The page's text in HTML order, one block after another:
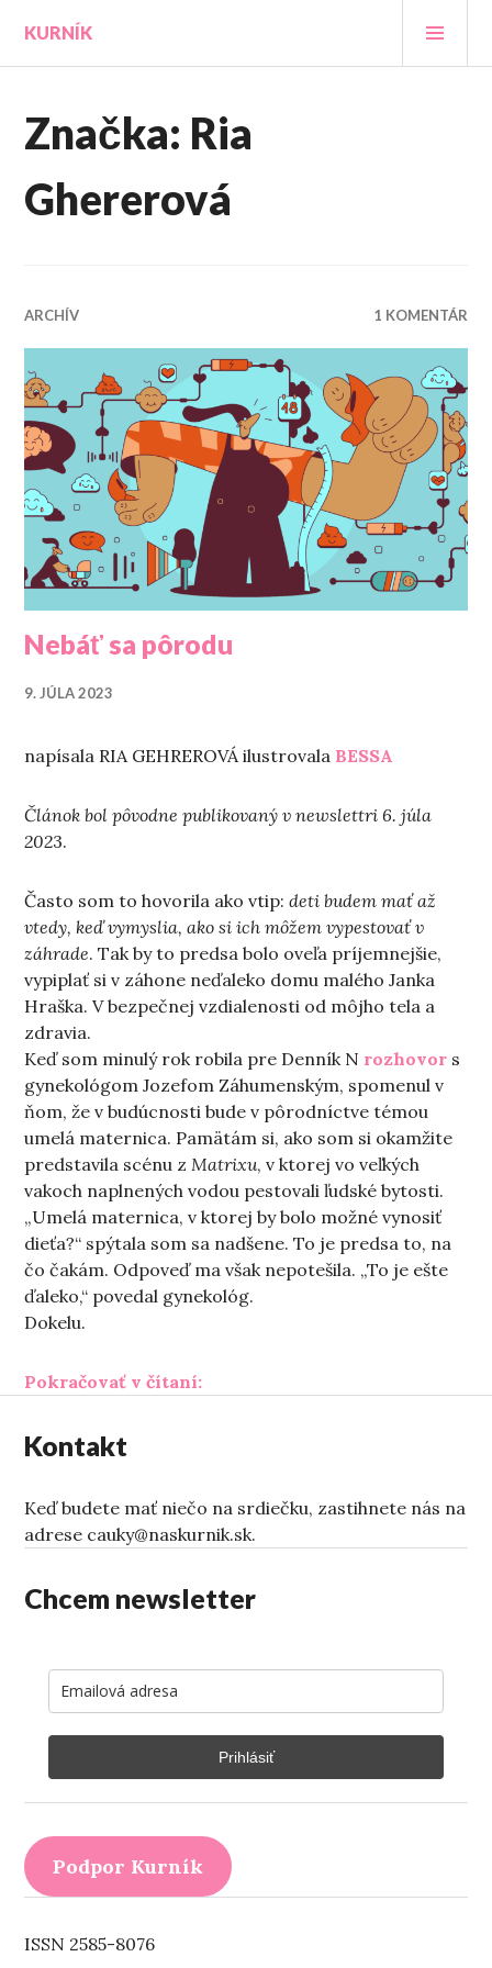
obsah
KURNÍK
Značka: Ria
Ghererová
ARCHÍV 1 KOMENTÁR
Nebáť sa pôrodu
9. JÚLA 2023
napísala RIA GEHREROVÁ ilustrovala BESSA
Článok bol pôvodne publikovaný v newslettri 6. júla
2023.
Často som to hovorila ako vtip:deti budem mať až
vtedy, keď vymyslia, ako si ich môžem vypestovať v
záhrade. Tak by to predsa bolo oveľa príjemnejšie,
vypiplať si v záhone neďaleko domu malého Janka
Hraška. V bezpečnej vzdialenosti od môjho tela a
zdravia.
Keď som minulý rok robila pre Denník N rozhovor s
gynekológom Jozefom Záhumenským, spomenul v
ňom, že v budúcnosti bude v pôrodníctve témou
umelá maternica. Pamätám si, ako som si okamžite
predstavila scénu z Matrixu, v ktorej vo veľkých
vakoch naplnených vodou pestovali ľudské bytosti.
„Umelá maternica, v ktorej by bolo možné vynosiť
dieťa?“ spýtala som sa nadšene. To je predsa to, na
čo čakám. Odpoveď ma však nepotešila. „To je ešte
ďaleko,“ povedal gynekológ.
Dokelu.
Pokračovať v čítaní:„Nebáť sa pôrodu“
Kontakt
Keď budete mať niečo na srdiečku, zastihnete nás na
adrese cauky@naskurnik.sk.
Chcem newsletter
Prihlásiť
Podpor Kurník
ISSN 2585-8076